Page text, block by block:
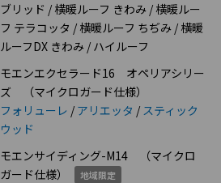
ブリッド / 横暖ルーフ きわみ / 横暖ルー
フ テラコッタ / 横暖ルーフ ちぢみ / 横暖
ルーフDX きわみ / ハイルーフ
モエンエクセラード16 オペリアシリー
ズ （マイクロガード仕様）
フォリューレ / アリエッタ / スティック
ウッド
モエンサイディング-M14 （マイクロ
ガード仕様）
地域限定